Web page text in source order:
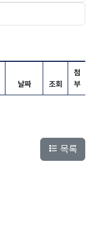
날짜 조회
첨
부
목록